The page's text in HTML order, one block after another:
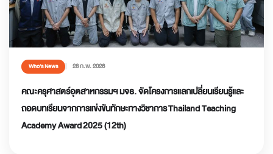
Who’s News 28 ก.พ. 2026
คณะครุศาสตร์อุตสาหกรรมฯ มจธ. จัดโครงการแลกเปลี่ยนเรียนรู้และ
ถอดบทเรียนจากการแข่งขันทักษะทางวิชาการ Thailand Teaching
Academy Award 2025 (12th)